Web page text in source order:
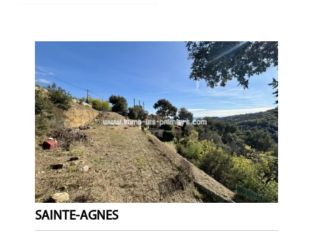
CONTACT
SAINTE-AGNES